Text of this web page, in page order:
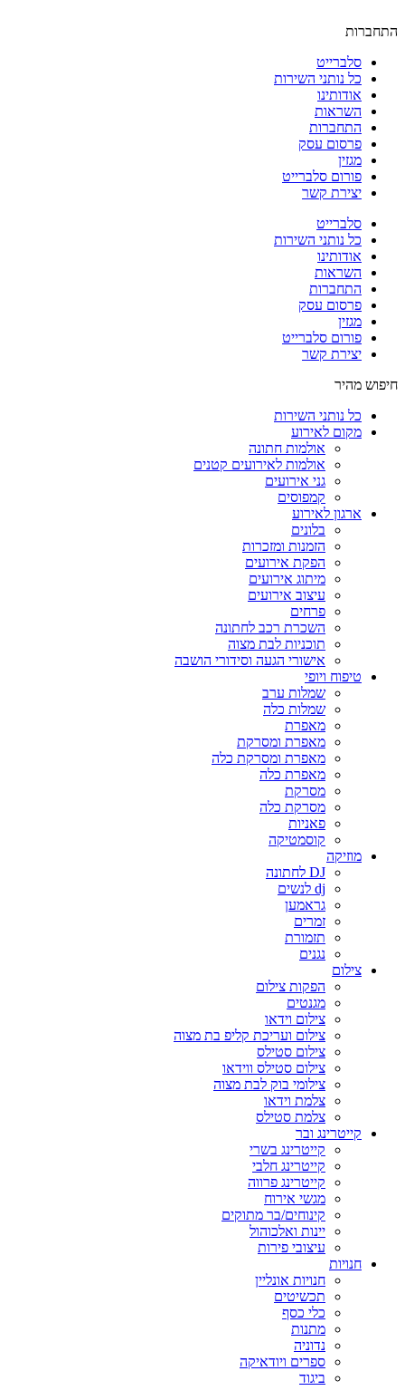
התחברות
סלברייט
כל נותני השירות
אודותינו
השראות
התחברות
פרסום עסק
מגזין
פורום סלברייט
יצירת קשר
סלברייט
כל נותני השירות
אודותינו
השראות
התחברות
פרסום עסק
מגזין
פורום סלברייט
יצירת קשר
חיפוש מהיר
כל נותני השירות
מקום לאירוע
אולמות חתונה
אולמות לאירועים קטנים
גני אירועים
קמפוסים
ארגון לאירוע
בלונים
הזמנות ומזכרות
הפקת אירועים
מיתוג אירועים
עיצוב אירועים
פרחים
השכרת רכב לחתונה
תוכניות לבת מצוה
אישורי הגעה וסידורי הושבה
טיפוח ויופי
שמלות ערב
שמלות כלה
מאפרת
מאפרת ומסרקת
מאפרת ומסרקת כלה
מאפרת כלה
מסרקת
מסרקת כלה
פאניות
קוסמטיקה
מוזיקה
DJ לחתונה
dj לנשים
גראמען
זמרים
תזמורת
נגנים
צילום
הפקות צילום
מגנטים
צילום וידאו
צילום ועריכת קליפ בת מצוה
צילום סטילס
צילום סטילס ווידאו
צילומי בוק לבת מצוה
צלמת וידאו
צלמת סטילס
קייטרינג ובר
קייטרינג בשרי
קייטרינג חלבי
קייטרינג פרווה
מגשי אירוח
קינוחים/בר מתוקים
יינות ואלכוהול
עיצובי פירות
חנויות
חנויות אונליין
תכשיטים
כלי כסף
מתנות
נדוניה
ספרים ויודאיקה
ביגוד